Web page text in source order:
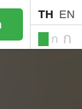
TH EN
ก ก